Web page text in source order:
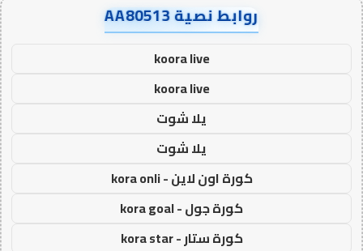
روابط نصية AA80513
koora live
koora live
يلا شوت
يلا شوت
كورة اون لاين - kora onli
كورة جول - kora goal
كورة ستار - kora star